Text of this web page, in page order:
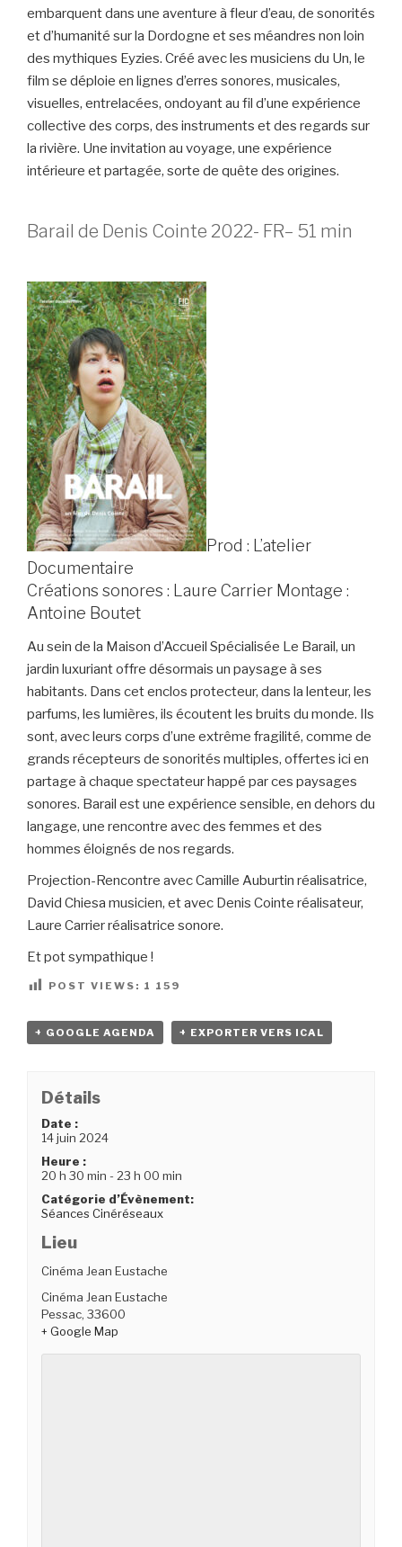
embarquent dans une aventure à fleur d’eau, de sonorités
et d’humanité sur la Dordogne et ses méandres non loin
des mythiques Eyzies. Créé avec les musiciens du Un, le
film se déploie en lignes d’erres sonores, musicales,
visuelles, entrelacées, ondoyant au fil d’une expérience
collective des corps, des instruments et des regards sur
la rivière. Une invitation au voyage, une expérience
intérieure et partagée, sorte de quête des origines.
Barail de Denis Cointe 2022- FR– 51 min
Prod : L’atelier
Documentaire
Créations sonores : Laure Carrier Montage :
Antoine Boutet
Au sein de la Maison d’Accueil Spécialisée Le Barail, un
jardin luxuriant offre désormais un paysage à ses
habitants. Dans cet enclos protecteur, dans la lenteur, les
parfums, les lumières, ils écoutent les bruits du monde. Ils
sont, avec leurs corps d’une extrême fragilité, comme de
grands récepteurs de sonorités multiples, offertes ici en
partage à chaque spectateur happé par ces paysages
sonores. Barail est une expérience sensible, en dehors du
langage, une rencontre avec des femmes et des
hommes éloignés de nos regards.
Projection-Rencontre avec Camille Auburtin réalisatrice,
David Chiesa musicien, et avec Denis Cointe réalisateur,
Laure Carrier réalisatrice sonore.
Et pot sympathique !
POST VIEWS: 1 159
+ GOOGLE AGENDA + EXPORTER VERS ICAL
Détails
Date :
14 juin 2024
Heure :
20 h 30 min - 23 h 00 min
Catégorie d’Évènement:
Séances Cinéréseaux
Lieu
Cinéma Jean Eustache
Cinéma Jean Eustache
Pessac, 33600
+ Google Map